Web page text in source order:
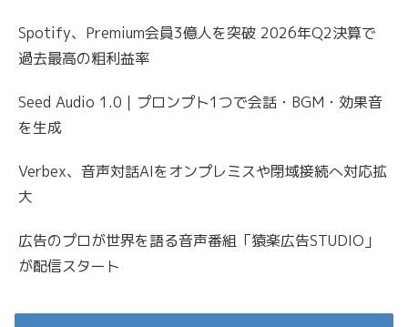
Spotify、Premium会員3億人を突破 2026年Q2決算で
過去最高の粗利益率
Seed Audio 1.0｜プロンプト1つで会話・BGM・効果音
を生成
Verbex、音声対話AIをオンプレミスや閉域接続へ対応拡
大
広告のプロが世界を語る音声番組「猿楽広告STUDIO」
が配信スタート